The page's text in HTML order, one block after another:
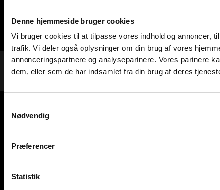
Denne hjemmeside bruger cookies
Vi bruger cookies til at tilpasse vores indhold og annoncer,
trafik. Vi deler også oplysninger om din brug af vores
annonceringspartnere og analysepartnere. Vores partnere
dem, eller som de har indsamlet fra din brug af deres
Nødvendig
Præferencer
Statistik
Cookies og privatlivspolitik|Persondatapolitik